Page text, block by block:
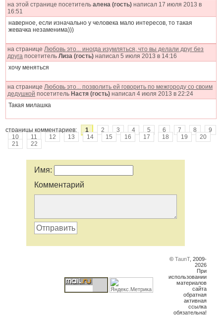
на этой странице посетительалена (гость) написал 17 июля 2013 в
16:51
наверное, если изначально у человека мало интересов, то такая
жевачка незаменима)))
на странице Любовь это... иногда изумляться, что вы делали друг без
друга посетительЛиза (гость) написал 5 июля 2013 в 14:16
хочу меняться
на странице Любовь это... позволить ей говорить по межгороду со своим
дедушкой посетительНастя (гость) написал 4 июля 2013 в 22:24
Такая милашка
страницы комментариев: 1 2 3 4 5 6 7 8
9
10
11 12 13 14 15 16 17 18 19
20
21
22
Имя:
Комментарий
Отправить
© TaunT, 2009-
2026
При
использовании
материалов
сайта
обратная
активная
ссылка
обязательна!